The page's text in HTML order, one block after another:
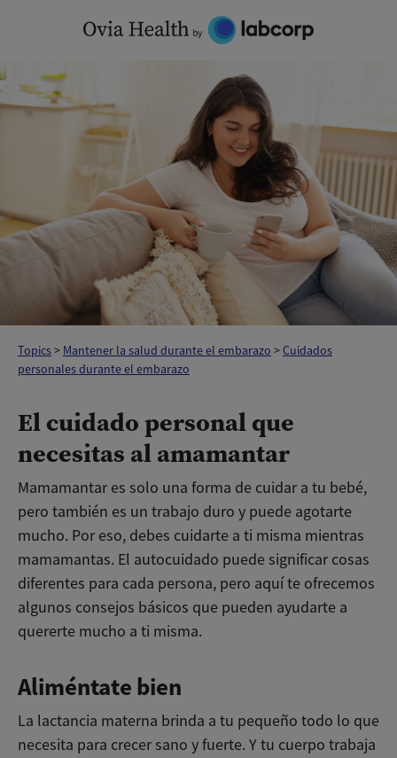
Topics> Mantener la salud durante el embarazo >Cuidados
personales durante el embarazo
El cuidado personal que
necesitas al amamantar
Mamamantar es solo una forma de cuidar a tu bebé,
pero también es un trabajo duro y puede agotarte
mucho. Por eso, debes cuidarte a ti misma mientras
mamamantas. El autocuidado puede significar cosas
diferentes para cada persona, pero aquí te ofrecemos
algunos consejos básicos que pueden ayudarte a
quererte mucho a ti misma.
Aliméntate bien
La lactancia materna brinda a tu pequeño todo lo que
necesita para crecer sano y fuerte. Y tu cuerpo trabaja